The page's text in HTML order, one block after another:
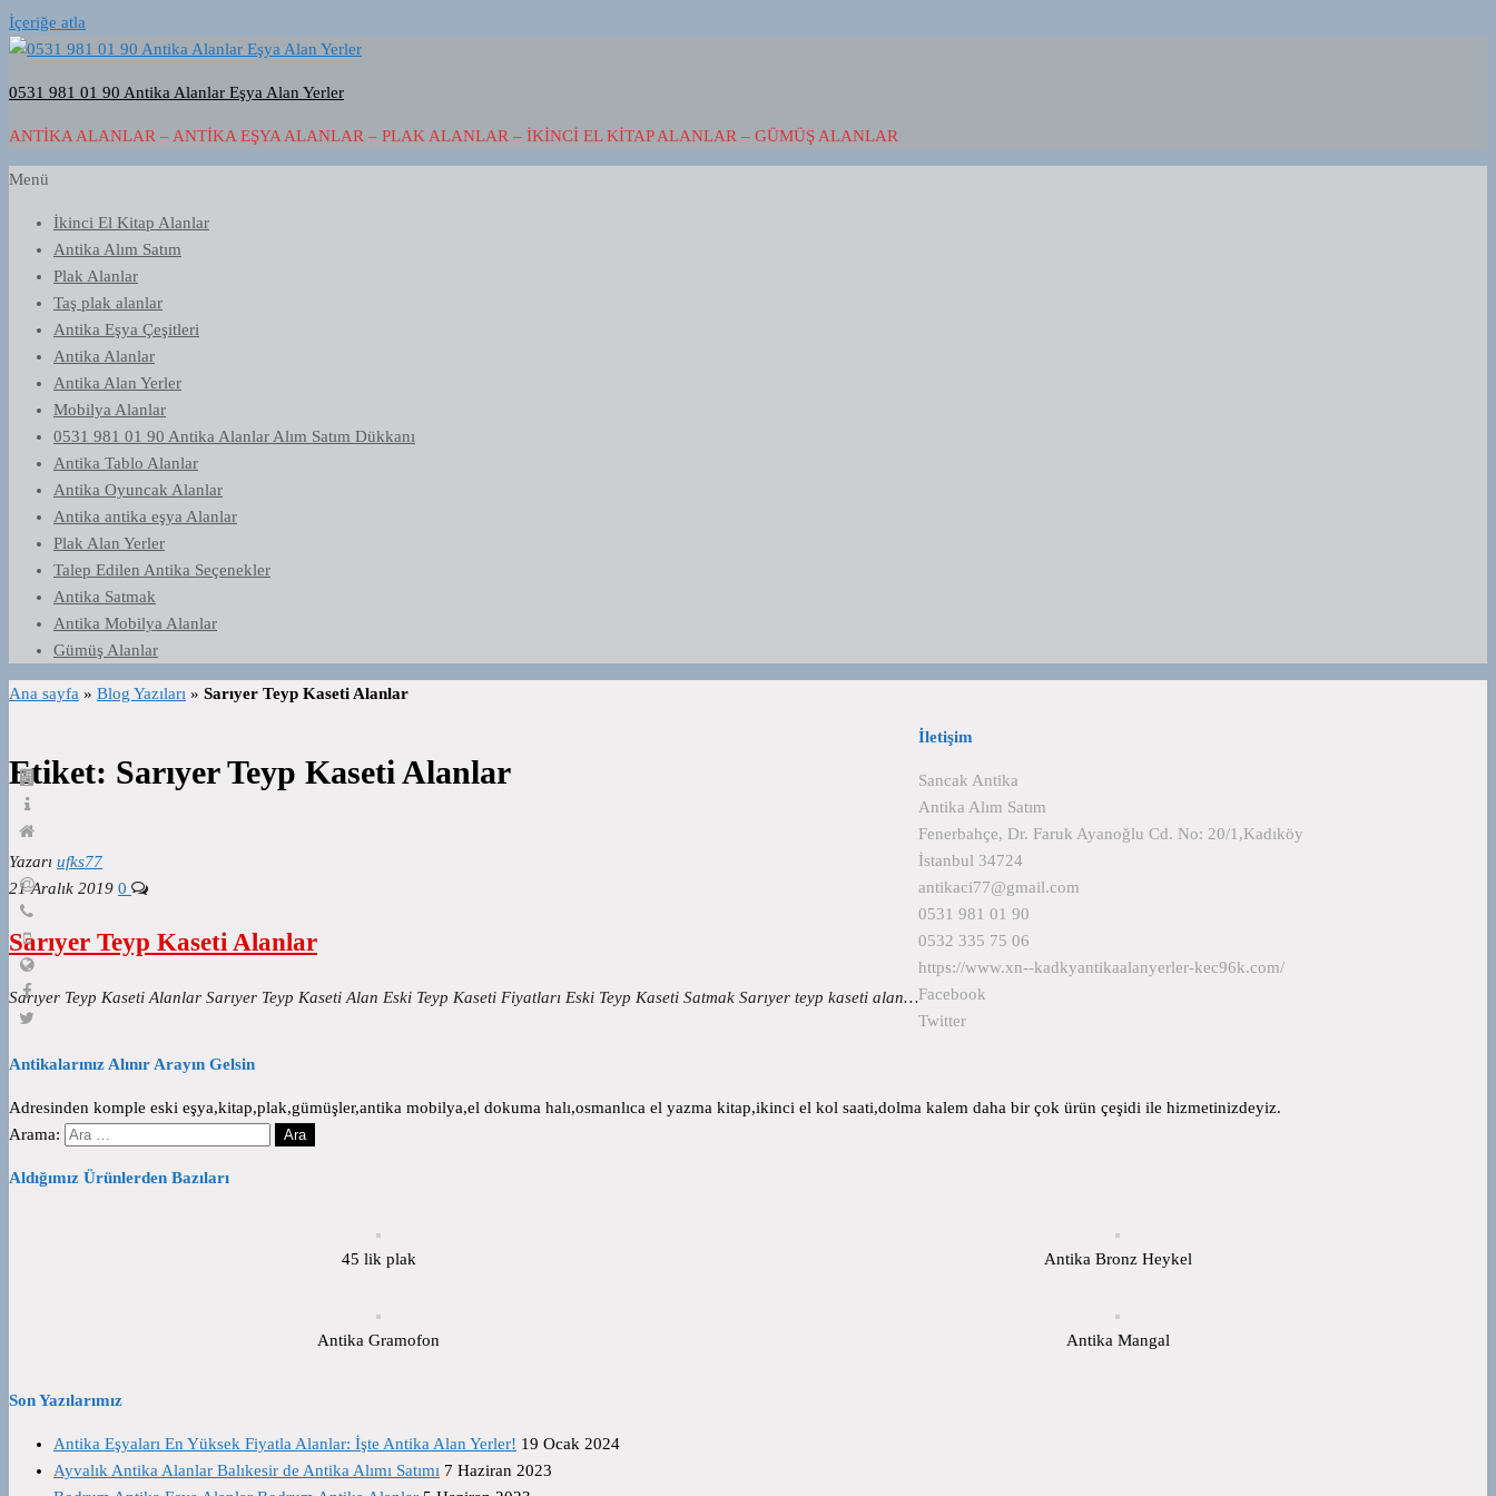
İçeriğe atla
0531 981 01 90 Antika Alanlar Eşya Alan Yerler
ANTIKA ALANLAR – ANTIKA EŞYA ALANLAR – PLAK ALANLAR – İKINCI EL KITAP ALANLAR – GÜMÜŞ ALANLAR
Menü
İkinci El Kitap Alanlar
Antika Alım Satım
Plak Alanlar
Taş plak alanlar
Antika Eşya Çeşitleri
Antika Alanlar
Antika Alan Yerler
Mobilya Alanlar
0531 981 01 90 Antika Alanlar Alım Satım Dükkanı
Antika Tablo Alanlar
Antika Oyuncak Alanlar
Antika antika eşya Alanlar
Plak Alan Yerler
Talep Edilen Antika Seçenekler
Antika Satmak
Antika Mobilya Alanlar
Gümüş Alanlar
Ana sayfa » Blog Yazıları » Sarıyer Teyp Kaseti Alanlar
Etiket: Sarıyer Teyp Kaseti Alanlar
Yazarı ufks77
21 Aralık 2019 0
Sarıyer Teyp Kaseti Alanlar
Sarıyer Teyp Kaseti Alanlar Sarıyer Teyp Kaseti Alan Eski Teyp Kaseti Fiyatları Eski Teyp Kaseti Satmak Sarıyer teyp kaseti alan…
İletişim
Sancak Antika
Antika Alım Satım
Fenerbahçe, Dr. Faruk Ayanoğlu Cd. No: 20/1,Kadıköy
İstanbul 34724
antikaci77@gmail.com
0531 981 01 90
0532 335 75 06
https://www.xn--kadkyantikaalanyerler-kec96k.com/
Facebook
Twitter
Antikalarınız Alınır Arayın Gelsin
Adresinden komple eski eşya,kitap,plak,gümüşler,antika mobilya,el dokuma halı,osmanlıca el yazma kitap,ikinci el kol saati,dolma kalem daha bir çok ürün çeşidi ile hizmetinizdeyiz.
Arama:
Aldığımız Ürünlerden Bazıları
45 lik plak Antika Bronz Heykel
Antika Gramofon Antika Mangal
Son Yazılarımız
Antika Eşyaları En Yüksek Fiyatla Alanlar: İşte Antika Alan Yerler! 19 Ocak 2024
Ayvalık Antika Alanlar Balıkesir de Antika Alımı Satımı 7 Haziran 2023